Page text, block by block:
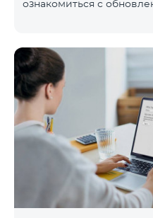
основной номер будет
ознакомиться с
Регионы В офисах соблюдены соответствующие
меры для обеспечения
наших сотрудников и